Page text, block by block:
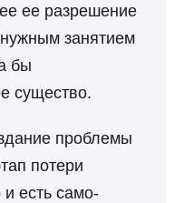
ее разрешение
занятием
бы
существо.
проблемы
потери
есть само-